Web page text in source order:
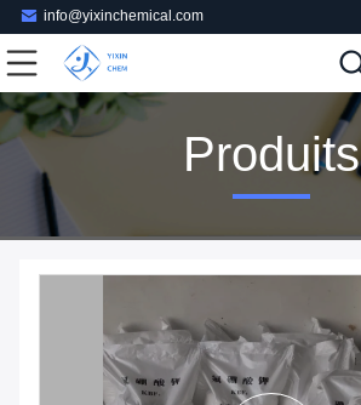
info@yixinchemical.com
Produits